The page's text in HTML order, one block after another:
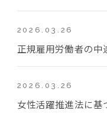
2026.03.26
正規雇用労働者の中
2026.03.26
女性活躍推進法に基